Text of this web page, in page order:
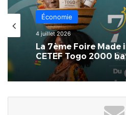
Économie
4 juillet 2026
La 7ème Foire Made
CETEF Togo 2000